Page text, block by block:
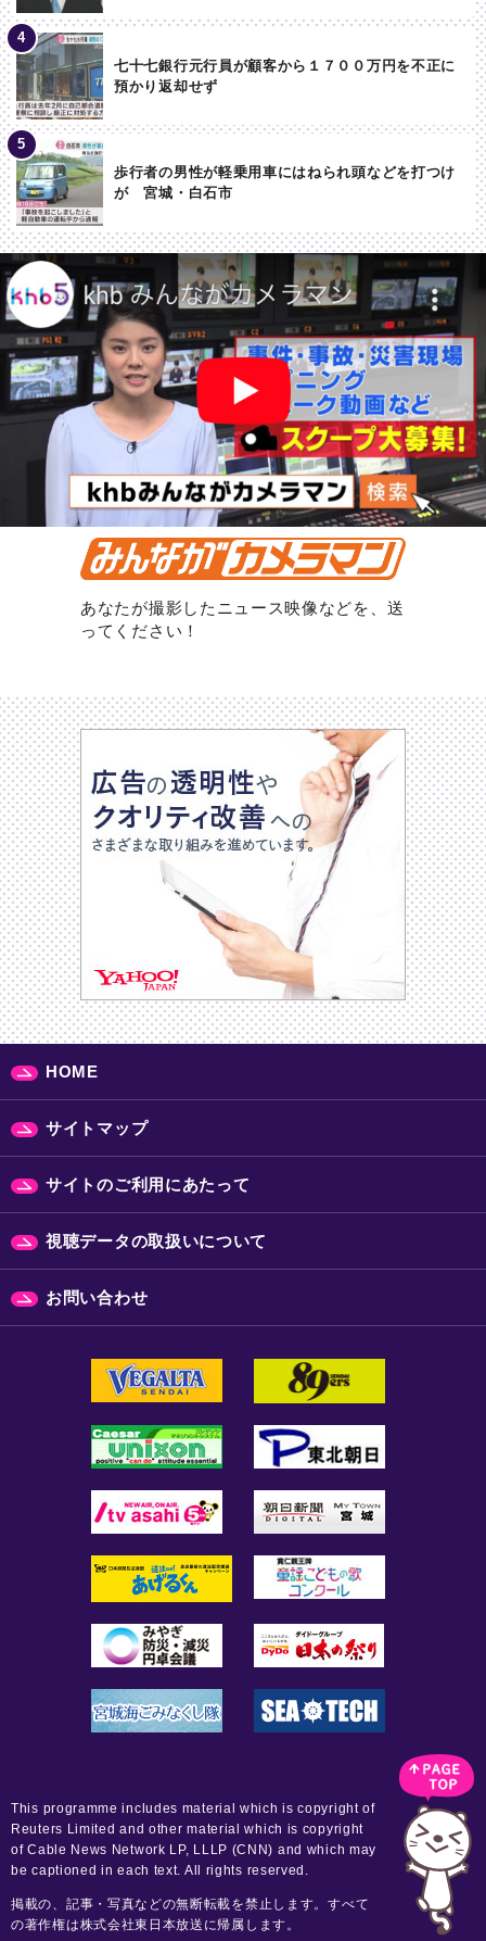
七十七銀行元行員が顧客から１７００万円を不正に
預かり返却せず
歩行者の男性が軽乗用車にはねられ頭などを打つけ
が 宮城・白石市
あなたが撮影したニュース映像などを、送
ってください！
HOME
サイトマップ
サイトのご利用にあたって
視聴データの取扱いについて
お問い合わせ
This programme includes material which is copyright of
Reuters Limited and other material which is copyright
of Cable News Network LP, LLLP (CNN) and which may
be captioned in each text. All rights reserved.
掲載の、記事・写真などの無断転載を禁止します。すべて
の著作権は株式会社東日本放送に帰属します。